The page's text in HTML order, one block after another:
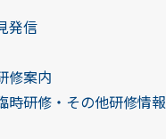
発信
修案内
時研修・その他研修情報